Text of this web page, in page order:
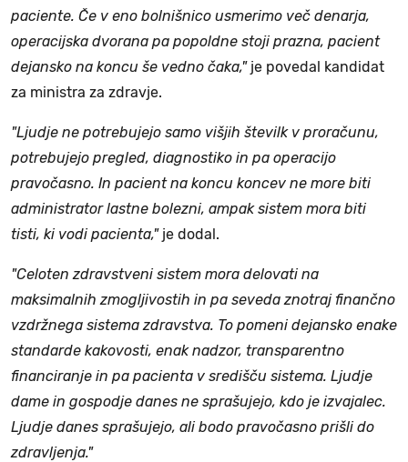
paciente. Če v eno bolnišnico usmerimo več denarja,
operacijska dvorana pa popoldne stoji prazna, pacient
dejansko na koncu še vedno čaka," je povedal kandidat
za ministra za zdravje.
"Ljudje ne potrebujejo samo višjih številk v proračunu,
potrebujejo pregled, diagnostiko in pa operacijo
pravočasno. In pacient na koncu koncev ne more biti
administrator lastne bolezni, ampak sistem mora biti
tisti, ki vodi pacienta,"je dodal.
"Celoten zdravstveni sistem mora delovati na
maksimalnih zmogljivostih in pa seveda znotraj finančno
vzdržnega sistema zdravstva. To pomeni dejansko enake
standarde kakovosti, enak nadzor, transparentno
financiranje in pa pacienta v središču sistema. Ljudje
dame in gospodje danes ne sprašujejo, kdo je izvajalec.
Ljudje danes sprašujejo, ali bodo pravočasno prišli do
zdravljenja."